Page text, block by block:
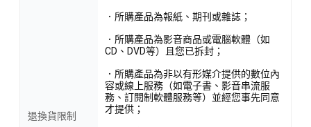
退換貨限制
．所購產品為報紙、期刊或雜誌；
．所購產品為影音商品或電腦軟體（如
CD、DVD等）且您已拆封；
．所購產品為非以有形媒介提供的數位內
容或線上服務（如電子書、影音串流服
務、訂閱制軟體服務等）並經您事先同意
才提供；